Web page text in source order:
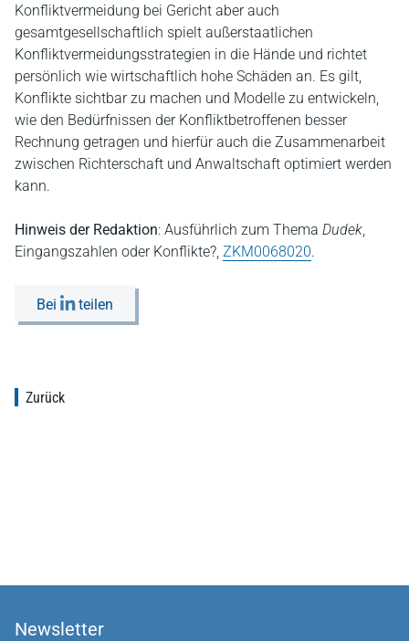
Konfliktvermeidung bei Gericht aber auch
gesamtgesellschaftlich spielt außerstaatlichen
Konfliktvermeidungsstrategien in die Hände und richtet
persönlich wie wirtschaftlich hohe Schäden an. Es gilt,
Konflikte sichtbar zu machen und Modelle zu entwickeln,
wie den Bedürfnissen der Konfliktbetroffenen besser
Rechnung getragen und hierfür auch die Zusammenarbeit
zwischen Richterschaft und Anwaltschaft optimiert werden
kann.
Hinweis der Redaktion: Ausführlich zum Thema Dudek,
Eingangszahlen oder Konflikte?, ZKM0068020.
Bei teilen
Zurück
Newsletter